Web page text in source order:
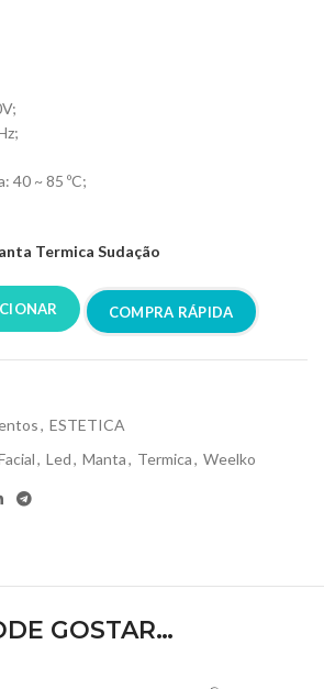
40 ~ 85 ºC;
Termica Sudação
COMPRA RÁPIDA
, ESTETICA
, Led, Manta, Termica, Weelko
GOSTAR…